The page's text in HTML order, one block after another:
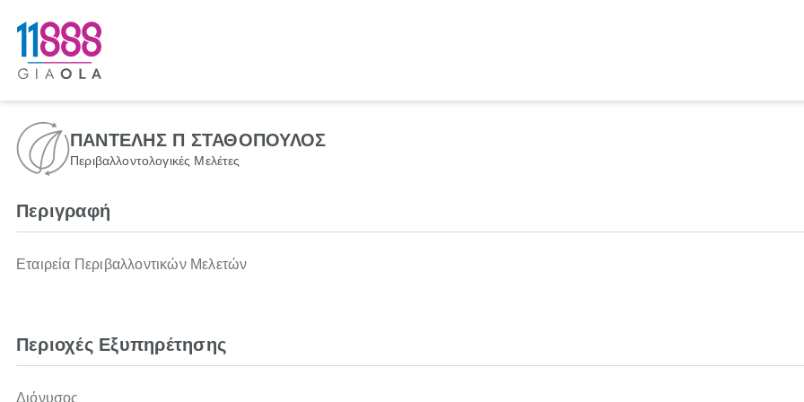
ΠΑΝΤΕΛΗΣ Π ΣΤΑΘΟΠΟΥΛΟΣ
Περιβαλλοντολογικές Μελέτες
Περιγραφή
Εταιρεία Περιβαλλοντικών Μελετών
Περιοχές Εξυπηρέτησης
Διόνυσος